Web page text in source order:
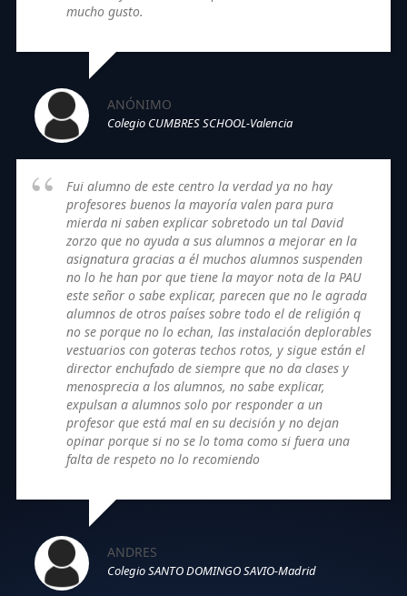
mucho gusto.
ANÓNIMO
Colegio CUMBRES SCHOOL-Valencia
Fui alumno de este centro la verdad ya no hay
profesores buenos la mayoría valen para pura
mierda ni saben explicar sobretodo un tal David
zorzo que no ayuda a sus alumnos a mejorar en la
asignatura gracias a él muchos alumnos suspenden
no lo he han por que tiene la mayor nota de la PAU
este señor o sabe explicar, parecen que no le agrada
alumnos de otros países sobre todo el de religión q
no se porque no lo echan, las instalación deplorables
vestuarios con goteras techos rotos, y sigue están el
director enchufado de siempre que no da clases y
menosprecia a los alumnos, no sabe explicar,
expulsan a alumnos solo por responder a un
profesor que está mal en su decisión y no dejan
opinar porque si no se lo toma como si fuera una
falta de respeto no lo recomiendo
ANDRES
Colegio SANTO DOMINGO SAVIO-Madrid